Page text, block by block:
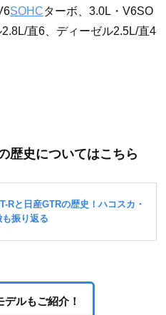
SOHCターボ、3.0L・V6SO
直6、ディーゼル2.5L/直4
歴史についてはこちら
ルもご紹介！